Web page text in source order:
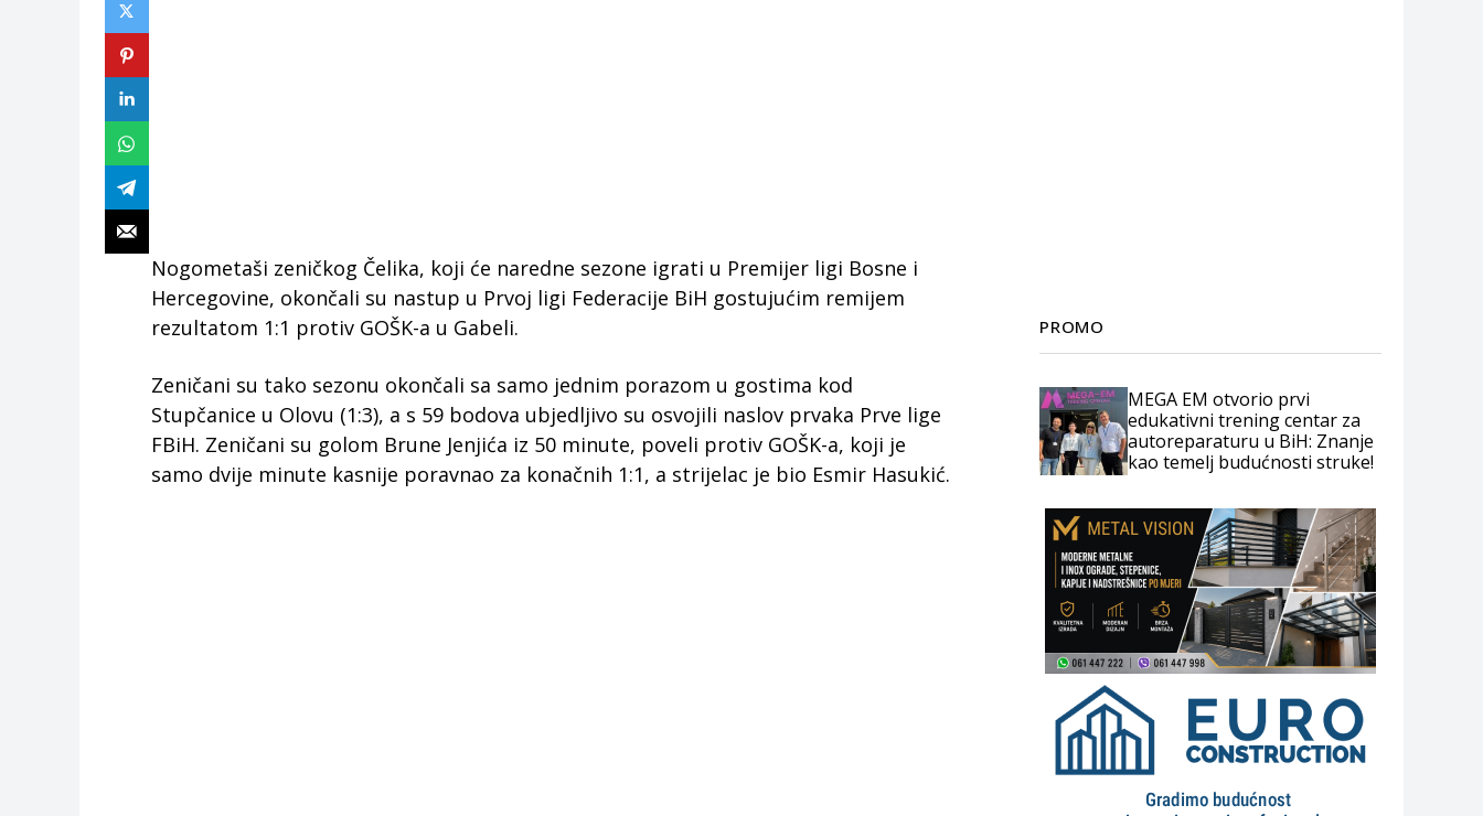
Nogometaši zeničkog Čelika, koji će naredne sezone igrati u Premijer ligi Bosne i
Hercegovine, okončali su nastup u Prvoj ligi Federacije BiH gostujućim remijem
rezultatom 1:1 protiv GOŠK-a u Gabeli.
Zeničani su tako sezonu okončali sa samo jednim porazom u gostima kod
Stupčanice u Olovu (1:3), a s 59 bodova ubjedljivo su osvojili naslov prvaka Prve lige
FBiH. Zeničani su golom Brune Jenjića iz 50 minute, poveli protiv GOŠK-a, koji je
samo dvije minute kasnije poravnao za konačnih 1:1, a strijelac je bio Esmir Hasukić.
PROMO
MEGA EM otvorio prvi
edukativni trening centar za
autoreparaturu u BiH: Znanje
kao temelj budućnosti struke!